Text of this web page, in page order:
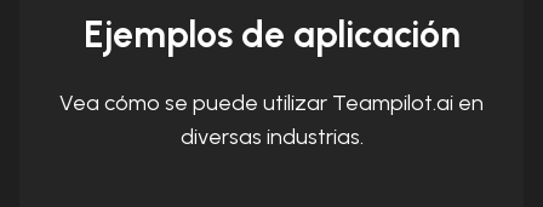
Ejemplos de aplicación
Vea cómo se puede utilizar Teampilot.ai en
diversas industrias.